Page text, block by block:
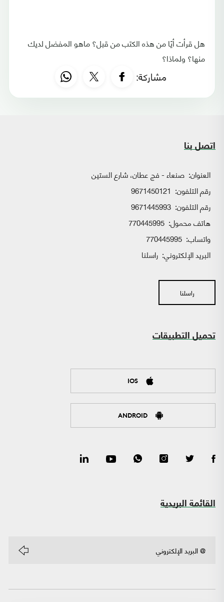
هل قرأت أيًا من هذه الكتب من قبل؟ ماهو المفضل لديك
منها؟ ولماذا؟
مشاركة:
اتصل بنا
العنوان: صنعاء - فج عطان، شارع الستين
رقم التلفون: 9671450121
رقم التلفون: 9671445993
هاتف محمول: 770445995
واتساب:
البريد الإلكتروني: راسلنا
راسلنا
تحميل التطبيقات
IOS
ANDROID
القائمة البريدية